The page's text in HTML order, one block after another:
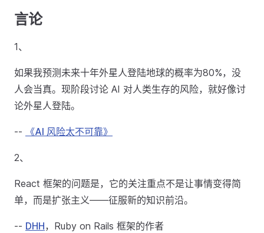
言论
1、
如果我预测未来十年外星人登陆地球的概率为80%，没
人会当真。现阶段讨论 AI 对人类生存的风险，就好像讨
论外星人登陆。
-- 《AI 风险太不可靠》
2、
React 框架的问题是，它的关注重点不是让事情变得简
单，而是扩张主义——征服新的知识前沿。
-- DHH，Ruby on Rails 框架的作者